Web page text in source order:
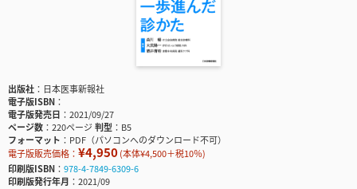
出版社
日本医事新報社
電子版ISBN
電子版発売日
2021/09/27
ページ数
220ページ判型
B5
フォーマット
PDF（パソコンへのダウンロード不可）
電子版販売価格： ¥4,950(本体¥4,500＋税10％)
印刷版ISBN
978-4-7849-6309-6
印刷版発行年月
2021/09